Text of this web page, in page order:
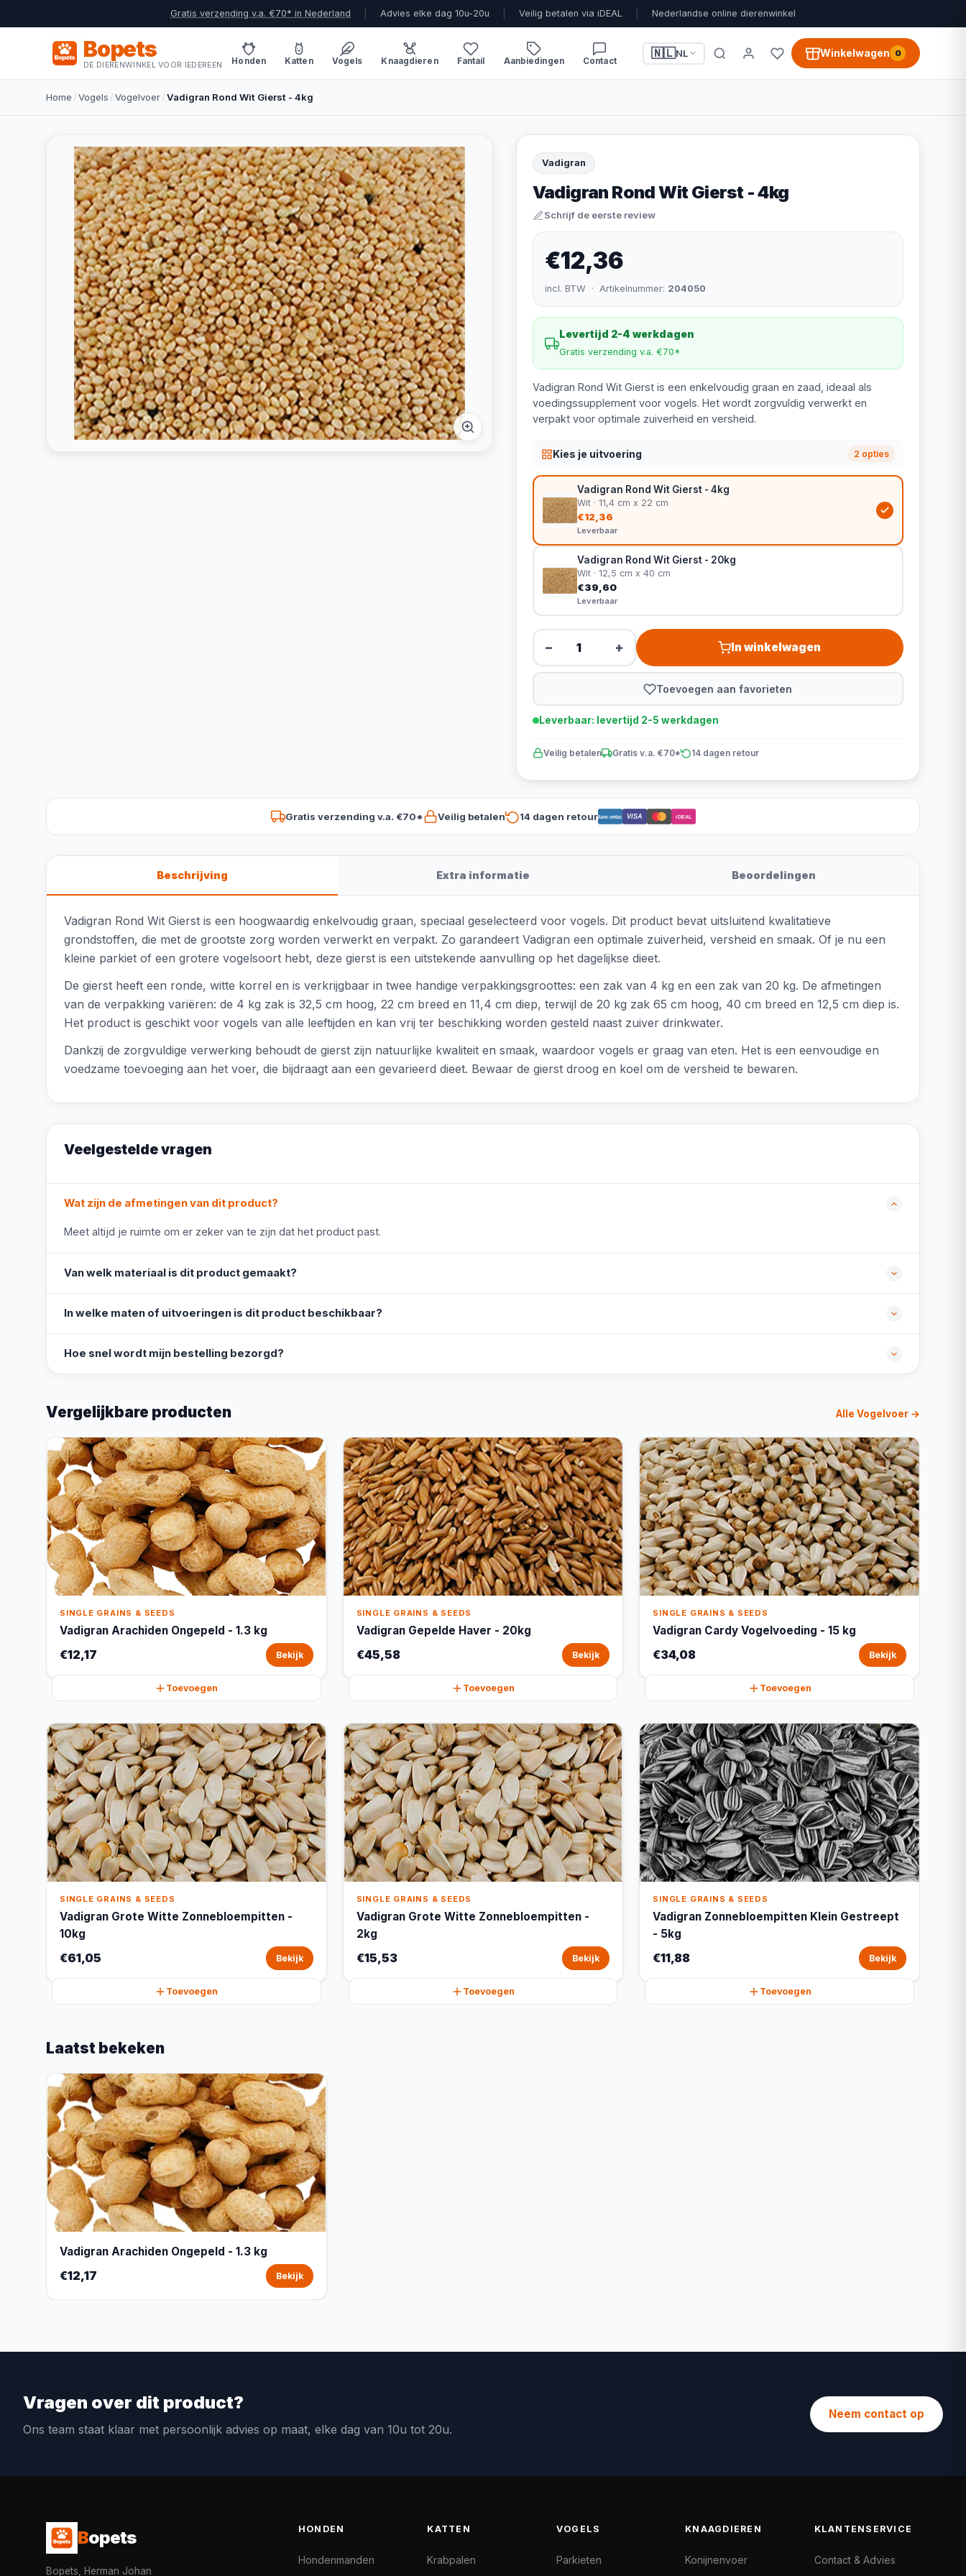
Gratis verzending v.a. €70* in Nederland Advies elke dag 10u-20u Veilig betalen via iDEAL Nederlandse online dierenwinkel
Bopets
DE DIERENWINKEL VOOR IEDEREEN Honden Katten Vogels Knaagdieren Fantail Aanbiedingen Contact
🇳🇱NL Winkelwagen 0
Home /Vogels /Vogelvoer/Vadigran Rond Wit Gierst - 4kg
Vadigran
Vadigran Rond Wit Gierst - 4kg
Schrijf de eerste review
€12,36
incl. BTW · Artikelnummer: 204050
Levertijd 2-4 werkdagen
Gratis verzending v.a. €70*
Vadigran Rond Wit Gierst is een enkelvoudig graan en zaad, ideaal als
voedingssupplement voor vogels. Het wordt zorgvuldig verwerkt en
verpakt voor optimale zuiverheid en versheid.
Kies je uitvoering 2 opties
Vadigran Rond Wit Gierst - 4kg
Wit · 11,4 cm x 22 cm
€12,36
Leverbaar
Vadigran Rond Wit Gierst - 20kg
Wit · 12,5 cm x 40 cm
€39,60
Leverbaar
− + In winkelwagen
Toevoegen aan favorieten
Leverbaar: levertijd 2-5 werkdagen
Veilig betalen Gratis v.a. €70* 14 dagen retour
Gratis verzending v.a. €70* Veilig betalen 14 dagen retourBancontact VISA iDEAL
Beschrijving Extra informatie Beoordelingen
Vadigran Rond Wit Gierst is een hoogwaardig enkelvoudig graan, speciaal geselecteerd voor vogels. Dit product bevat uitsluitend kwalitatieve
grondstoffen, die met de grootste zorg worden verwerkt en verpakt. Zo garandeert Vadigran een optimale zuiverheid, versheid en smaak. Of je nu een
kleine parkiet of een grotere vogelsoort hebt, deze gierst is een uitstekende aanvulling op het dagelijkse dieet.
De gierst heeft een ronde, witte korrel en is verkrijgbaar in twee handige verpakkingsgroottes: een zak van 4 kg en een zak van 20 kg. De afmetingen
van de verpakking variëren: de 4 kg zak is 32,5 cm hoog, 22 cm breed en 11,4 cm diep, terwijl de 20 kg zak 65 cm hoog, 40 cm breed en 12,5 cm diep is.
Het product is geschikt voor vogels van alle leeftijden en kan vrij ter beschikking worden gesteld naast zuiver drinkwater.
Dankzij de zorgvuldige verwerking behoudt de gierst zijn natuurlijke kwaliteit en smaak, waardoor vogels er graag van eten. Het is een eenvoudige en
voedzame toevoeging aan het voer, die bijdraagt aan een gevarieerd dieet. Bewaar de gierst droog en koel om de versheid te bewaren.
Veelgestelde vragen
Wat zijn de afmetingen van dit product?
Meet altijd je ruimte om er zeker van te zijn dat het product past.
Van welk materiaal is dit product gemaakt?
In welke maten of uitvoeringen is dit product beschikbaar?
Hoe snel wordt mijn bestelling bezorgd?
Vergelijkbare producten Alle Vogelvoer →
SINGLE GRAINS & SEEDS
Vadigran Arachiden Ongepeld - 1.3 kg
€12,17 Bekijk
Toevoegen
SINGLE GRAINS & SEEDS
Vadigran Gepelde Haver - 20kg
€45,58 Bekijk
Toevoegen
SINGLE GRAINS & SEEDS
Vadigran Cardy Vogelvoeding - 15 kg
€34,08 Bekijk
Toevoegen
SINGLE GRAINS & SEEDS
Vadigran Grote Witte Zonnebloempitten -
10kg
€61,05 Bekijk
Toevoegen
SINGLE GRAINS & SEEDS
Vadigran Grote Witte Zonnebloempitten -
2kg
€15,53 Bekijk
Toevoegen
SINGLE GRAINS & SEEDS
Vadigran Zonnebloempitten Klein Gestreept
- 5kg
€11,88 Bekijk
Toevoegen
Laatst bekeken
Vadigran Arachiden Ongepeld - 1.3 kg
€12,17 Bekijk
Vragen over dit product?
Ons team staat klaar met persoonlijk advies op maat, elke dag van 10u tot 20u.
Neem contact op
Bopets
Bopets, Herman Johan
HONDEN
Hondenmanden
KATTEN
Krabpalen
VOGELS
Parkieten
KNAAGDIEREN
Konijnenvoer
KLANTENSERVICE
Contact & Advies